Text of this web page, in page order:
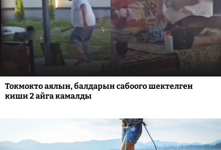
Токмокто аялын, балдарын сабоого шектелген
киши 2 айга камалды